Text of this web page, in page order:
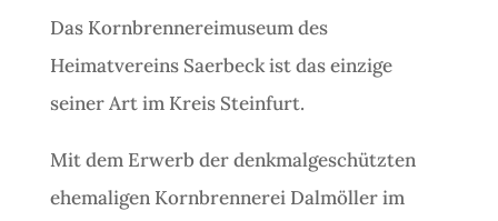
Das Kornbrennereimuseum des
Heimatvereins Saerbeck ist das einzige
seiner Art im Kreis Steinfurt.
Mit dem Erwerb der denkmalgeschützten
ehemaligen Kornbrennerei Dalmöller im